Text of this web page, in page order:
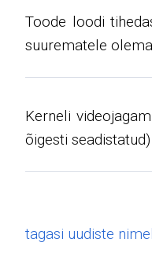
Toode loodi
suurematele
Kerneli
õigesti
tagasi uudiste